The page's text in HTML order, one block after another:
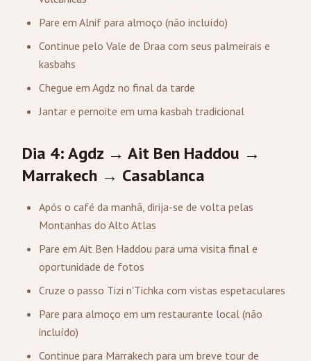
Pare em Alnif para almoço (não incluído)
Continue pelo Vale de Draa com seus palmeirais e
kasbahs
Chegue em Agdz no final da tarde
Jantar e pernoite em uma kasbah tradicional
Dia 4: Agdz → Ait Ben Haddou →
Marrakech → Casablanca
Após o café da manhã, dirija-se de volta pelas
Montanhas do Alto Atlas
Pare em Ait Ben Haddou para uma visita final e
oportunidade de fotos
Cruze o passo Tizi n'Tichka com vistas espetaculares
Pare para almoço em um restaurante local (não
incluído)
Continue para Marrakech para um breve tour de